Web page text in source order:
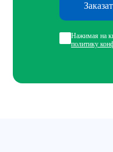
Нажимая на
политику